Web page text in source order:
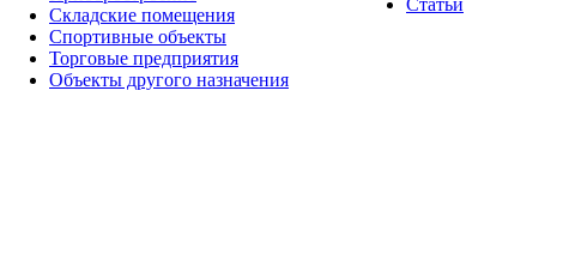
Складские помещения
Спортивные объекты
Торговые предприятия
Объекты другого назначения
Статьи